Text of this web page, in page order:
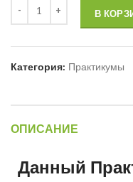
В
Категория: Практикумы
ОПИСАНИЕ
Данный